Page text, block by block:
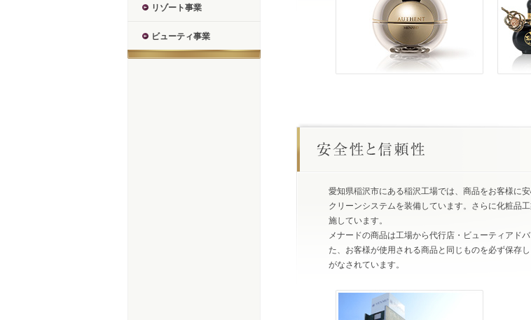
リゾート事業
ビューティ事業
愛知県稲沢市にある稲沢工場では、商品をお客様に
クリーンシステムを装備しています。さらに化粧品
施しています。
メナードの商品は工場から代行店・ビューティアド
た、お客様が使用される商品と同じものを必ず保存
がなされています。